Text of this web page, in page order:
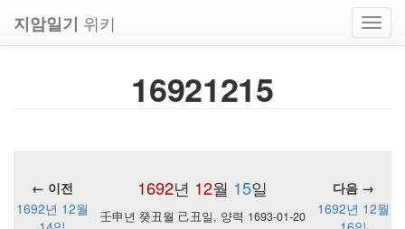
지암일기 위키
16921215
1692년 12월 15일
← 이전
다음 →
1692년 12월
壬申년 癸丑월 己丑일, 양력 1693-01-20
1692년 12월